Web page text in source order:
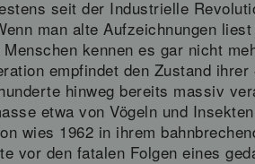
seit der Industrielle
man alte Aufzeichnungen
kennen es gar nicht
empfindet den Zustand
hinweg bereits massiv
etwa von Vögeln und
wies 1962 in ihrem
vor den fatalen Folgen eines